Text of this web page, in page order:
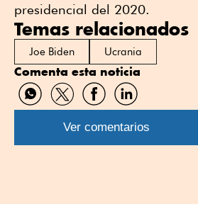
presidencial del 2020.
Temas relacionados
Joe Biden Ucrania
Comenta esta noticia
Compartir
por
WhatsApp
Compartir
por
Twitter
Compartir
por
Facebook
Compartir
por
Linkedin
Ver comentarios